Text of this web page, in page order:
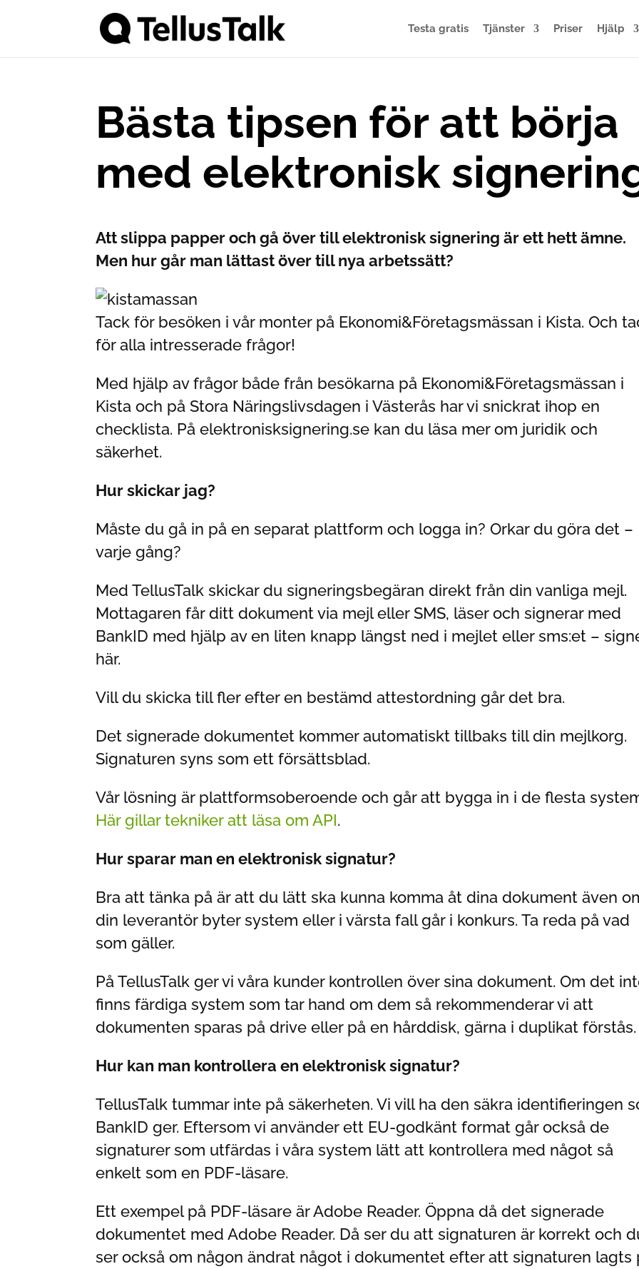
Testa gratis Tjänster Priser Hjälp
Bästa tipsen för att börja
med elektronisk
Att slippa papper och gå över till elektronisk signering är ett hett ämne.
Men hur går man lättast över till nya arbetssätt?
Tack för besöken i vår monter på Ekonomi&Företagsmässan i Kista. Och
för alla intresserade frågor!
Med hjälp av frågor både från besökarna på Ekonomi&Företagsmässan i
Kista och på Stora Näringslivsdagen i Västerås har vi snickrat ihop en
checklista. På elektronisksignering.se kan du läsa mer om juridik och
säkerhet.
Hur skickar jag?
Måste du gå in på en separat plattform och logga in? Orkar du göra det –
varje gång?
Med TellusTalk skickar du signeringsbegäran direkt från din vanliga mejl.
Mottagaren får ditt dokument via mejl eller SMS, läser och signerar med
BankID med hjälp av en liten knapp längst ned i mejlet eller sms:et –
här.
Vill du skicka till fler efter en bestämd attestordning går det bra.
Det signerade dokumentet kommer automatiskt tillbaks till din mejlkorg.
Signaturen syns som ett försättsblad.
Vår lösning är plattformsoberoende och går att bygga in i de flesta
Här gillar tekniker att läsa om API.
Hur sparar man en elektronisk signatur?
Bra att tänka på är att du lätt ska kunna komma åt dina dokument även
din leverantör byter system eller i värsta fall går i konkurs. Ta reda på vad
som gäller.
På TellusTalk ger vi våra kunder kontrollen över sina dokument. Om det
finns färdiga system som tar hand om dem så rekommenderar vi att
dokumenten sparas på drive eller på en hårddisk, gärna i duplikat förstås.
Hur kan man kontrollera en elektronisk signatur?
TellusTalk tummar inte på säkerheten. Vi vill ha den säkra identifieringen
BankID ger. Eftersom vi använder ett EU-godkänt format går också de
signaturer som utfärdas i våra system lätt att kontrollera med något så
enkelt som en PDF-läsare.
Ett exempel på PDF-läsare är Adobe Reader. Öppna då det signerade
dokumentet med Adobe Reader. Då ser du att signaturen är korrekt och
ser också om någon ändrat något i dokumentet efter att signaturen lagts